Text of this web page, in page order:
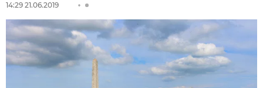
14:29 21.06.2019